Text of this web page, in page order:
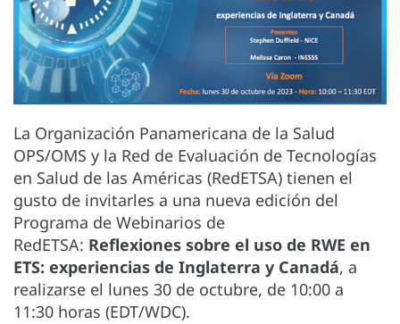
La Organización Panamericana de la Salud
OPS/OMS y la Red de Evaluación de Tecnologías
en Salud de las Américas (RedETSA) tienen el
gusto de invitarles a una nueva edición del
Programa de Webinarios de
RedETSA: Reflexiones sobre el uso de RWE en
ETS: experiencias de Inglaterra y Canadá, a
realizarse el lunes 30 de octubre, de 10:00 a
11:30 horas (EDT/WDC).